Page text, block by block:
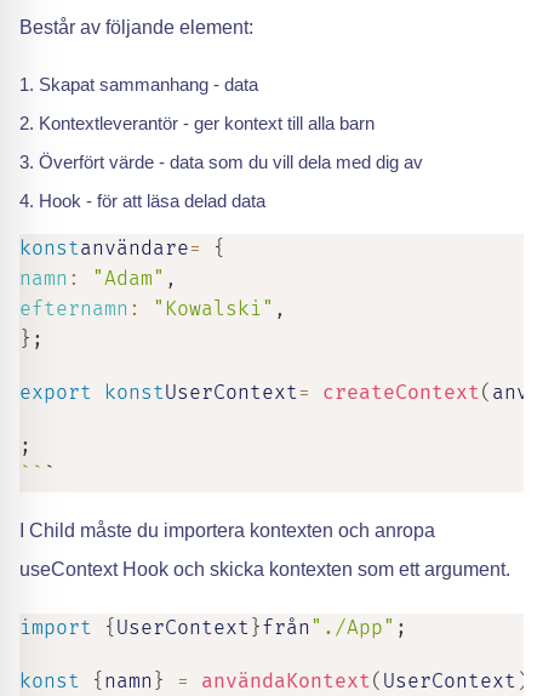
Består av följande element:
Skapat sammanhang - data
Kontextleverantör - ger kontext till alla barn
Överfört värde - data som du vill dela med dig av
Hook - för att läsa delad data
konstanvändare=
{
namn : "Adam" ,
efternamn : "Kowalski" ,
} ;
export konstUserContext= createContext(
;
I Child måste du importera kontexten och anropa
useContext Hook och skicka kontexten som ett argument.
import { UserContext }från "./App" ;
konst { namn } = användaKontext( UserContext )